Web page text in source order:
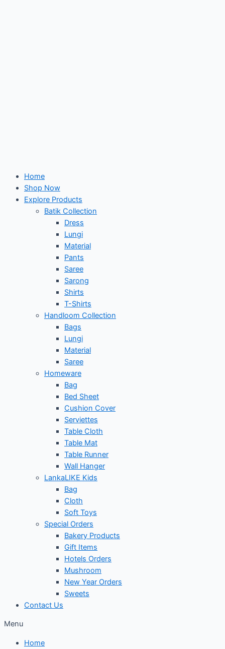
Home
Shop Now
Explore Products
Batik Collection
Dress
Lungi
Material
Pants
Saree
Sarong
Shirts
T-Shirts
Handloom Collection
Bags
Lungi
Material
Saree
Homeware
Bag
Bed Sheet
Cushion Cover
Serviettes
Table Cloth
Table Mat
Table Runner
Wall Hanger
LankaLIKE Kids
Bag
Cloth
Soft Toys
Special Orders
Bakery Products
Gift Items
Hotels Orders
Mushroom
New Year Orders
Sweets
Contact Us
Menu
Home